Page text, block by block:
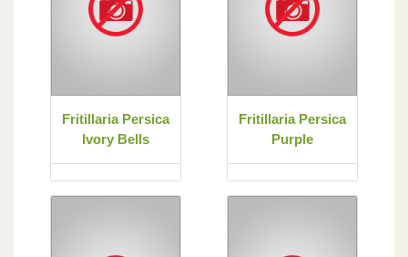
Fritillaria Persica
Ivory Bells
Fritillaria Persica
Purple